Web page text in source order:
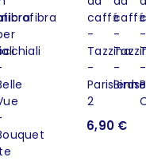
6,90 €